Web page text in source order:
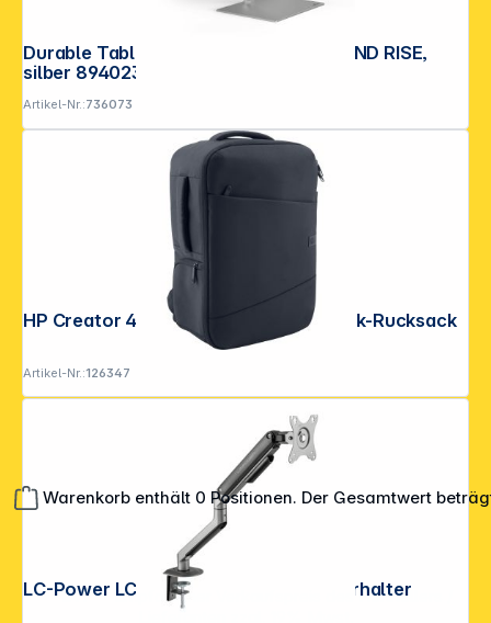
Warenkorb enthält 0 Positionen. Der Gesamtwert
Durable Tablethalterung TABLET STAND RISE,
silber 894023
Artikel-Nr.:736073
HP Creator 40,89cm 16,1 Zoll Notebook-Rucksack
Artikel-Nr.:126347
LC-Power LC-EQ-A32B FLEXX Monitorhalter
**EVP = Empfohlener Verkaufspreis des Herstellers /